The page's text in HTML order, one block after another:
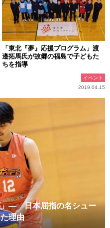
「東北『夢』応援プログラム」渡
邉拓馬氏が故郷の福島で子どもた
ちを指導
イベント
2019.04.15
」― 日本屈指の名シュー
理由